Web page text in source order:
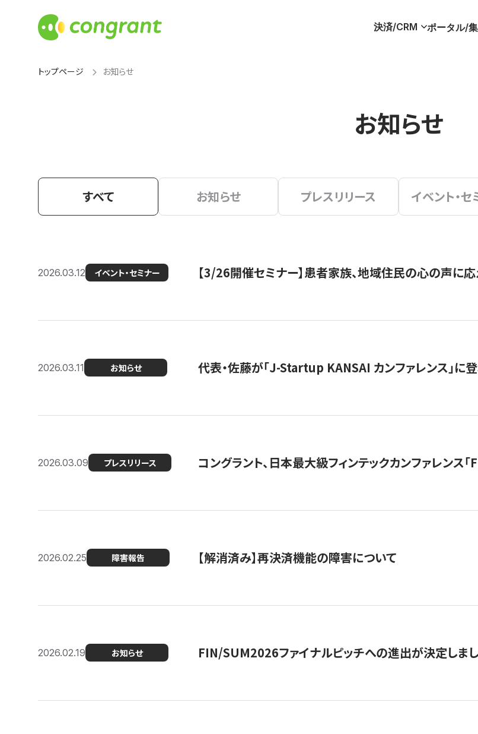
決済/CRM ポータル/
トップページ お知らせ
お知らせ
すべて お知らせ プレスリリース イベント・セ
2026.03.12 イベント・セミナー 【3/26開催セミナー】患者家族、地域住民の心の声に
2026.03.11 お知らせ 代表・佐藤が「J-Startup KANSAI カンファレンス」に
2026.03.09 プレスリリース コングラント、日本最大級フィンテックカンファレンス
2026.02.25 障害報告 【解消済み】再決済機能の障害について
2026.02.19 お知らせ FIN/SUM2026ファイナルピッチへの進出が決定しまし